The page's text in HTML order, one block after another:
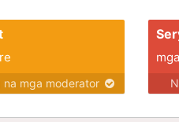
na mga moderator